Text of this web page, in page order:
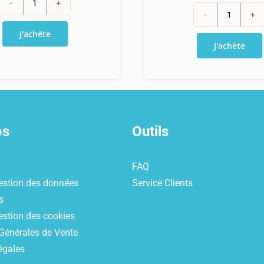
quantité
Recharge
100€
J'achète
Recharge
Holiday
J'achète
des données
des cookies
de Vente
Outils
FAQ
Service Clients